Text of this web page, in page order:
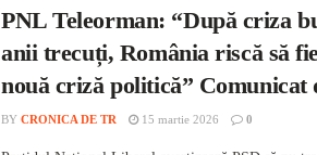
PNL Teleorman: “După criza
anii trecuți, România riscă să
nouă criză politică” Comunicat
BY CRONICA DE TR 15 martie 2026 0